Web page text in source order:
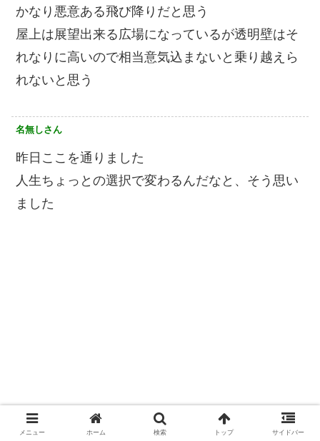
かなり悪意ある飛び降りだと思う
屋上は展望出来る広場になっているが透明壁はそ
れなりに高いので相当意気込まないと乗り越えら
れないと思う
名無しさん
昨日ここを通りました
人生ちょっとの選択で変わるんだなと、そう思い
ました
メニュー ホーム 検索 トップ サイドバー